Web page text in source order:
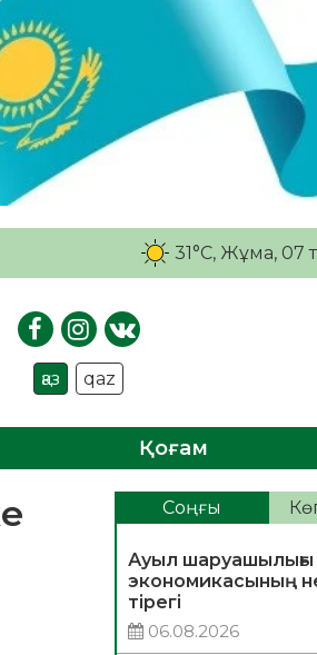
31°C, Жұма, 07
қаз qaz
Қоғам
Соңғы
Ауыл шаруашылығы
экономикасының
тірегі
06.08.2026